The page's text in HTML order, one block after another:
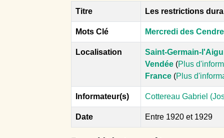
Titre Les restrictions
Mots Clé Mercredi des
Localisation
Saint-Germain-
Vendée (Plus
France (Plus
Informateur(s) Cottereau Gabriel
Date Entre 1920 et 1929